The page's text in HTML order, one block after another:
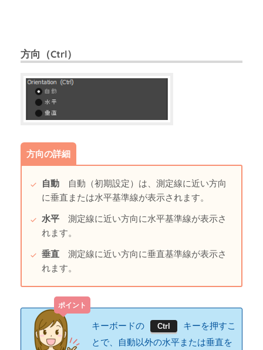
方向（Ctrl）
方向の詳細
自動 自動（初期設定）は、測定線に近い方向
に垂直または水平基準線が表示されます。
水平 測定線に近い方向に水平基準線が表示さ
れます。
垂直 測定線に近い方向に垂直基準線が表示さ
れます。
キーボードの Ctrl
キーを押すこ
とで、自動以外の水平または垂直を